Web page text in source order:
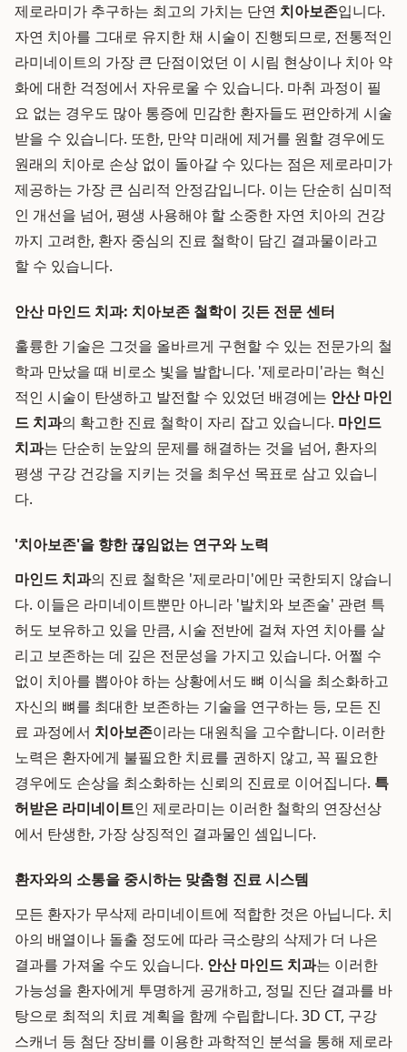
제로라미가 추구하는 최고의 가치는 단연 치아보존입니다.
자연 치아를 그대로 유지한 채 시술이 진행되므로, 전통적인
라미네이트의 가장 큰 단점이었던 이 시림 현상이나 치아 약
화에 대한 걱정에서 자유로울 수 있습니다. 마취 과정이 필
요 없는 경우도 많아 통증에 민감한 환자들도 편안하게 시술
받을 수 있습니다. 또한, 만약 미래에 제거를 원할 경우에도
원래의 치아로 손상 없이 돌아갈 수 있다는 점은 제로라미가
제공하는 가장 큰 심리적 안정감입니다. 이는 단순히 심미적
인 개선을 넘어, 평생 사용해야 할 소중한 자연 치아의 건강
까지 고려한, 환자 중심의 진료 철학이 담긴 결과물이라고
할 수 있습니다.
안산 마인드 치과: 치아보존 철학이 깃든 전문 센터
훌륭한 기술은 그것을 올바르게 구현할 수 있는 전문가의 철
학과 만났을 때 비로소 빛을 발합니다. '제로라미'라는 혁신
적인 시술이 탄생하고 발전할 수 있었던 배경에는 안산 마인
드 치과의 확고한 진료 철학이 자리 잡고 있습니다. 마인드
치과는 단순히 눈앞의 문제를 해결하는 것을 넘어, 환자의
평생 구강 건강을 지키는 것을 최우선 목표로 삼고 있습니
다.
'치아보존'을 향한 끊임없는 연구와 노력
마인드 치과의 진료 철학은 '제로라미'에만 국한되지 않습니
다. 이들은 라미네이트뿐만 아니라 '발치와 보존술' 관련 특
허도 보유하고 있을 만큼, 시술 전반에 걸쳐 자연 치아를 살
리고 보존하는 데 깊은 전문성을 가지고 있습니다. 어쩔 수
없이 치아를 뽑아야 하는 상황에서도 뼈 이식을 최소화하고
자신의 뼈를 최대한 보존하는 기술을 연구하는 등, 모든 진
료 과정에서 치아보존이라는 대원칙을 고수합니다. 이러한
노력은 환자에게 불필요한 치료를 권하지 않고, 꼭 필요한
경우에도 손상을 최소화하는 신뢰의 진료로 이어집니다. 특
허받은 라미네이트인 제로라미는 이러한 철학의 연장선상
에서 탄생한, 가장 상징적인 결과물인 셈입니다.
환자와의 소통을 중시하는 맞춤형 진료 시스템
모든 환자가 무삭제 라미네이트에 적합한 것은 아닙니다. 치
아의 배열이나 돌출 정도에 따라 극소량의 삭제가 더 나은
결과를 가져올 수도 있습니다. 안산 마인드 치과는 이러한
가능성을 환자에게 투명하게 공개하고, 정밀 진단 결과를 바
탕으로 최적의 치료 계획을 함께 수립합니다. 3D CT, 구강
스캐너 등 첨단 장비를 이용한 과학적인 분석을 통해 제로라